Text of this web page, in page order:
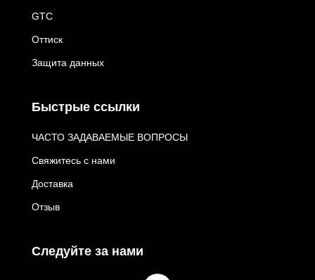
GTC
Оттиск
Защита данных
Быстрые ссылки
ЧАСТО ЗАДАВАЕМЫЕ ВОПРОСЫ
Свяжитесь с нами
Доставка
Отзыв
Следуйте за нами